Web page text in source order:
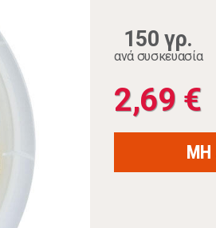
150 γρ.
ανά συσκευασία
2,69 €
ΜΗ